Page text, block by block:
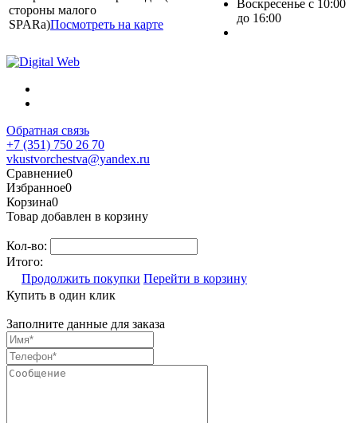
стороны малого
SPARa)Посмотреть на карте
Воскресенье с 10:00
до 16:00
Обратная связь
+7 (351) 750 26 70
vkustvorchestva@yandex.ru
Сравнение0
Избранное0
Корзина0
Товар добавлен в корзину
Кол-во:
Итого:
Продолжить покупки Перейти в корзину
Купить в один клик
Заполните данные для заказа